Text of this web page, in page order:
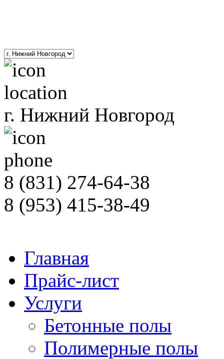
г. Нижний Новгород
8 (831) 274-64-38
8 (953) 415-38-49
Главная
Прайс-лист
Услуги
Бетонные полы
Полимерные полы